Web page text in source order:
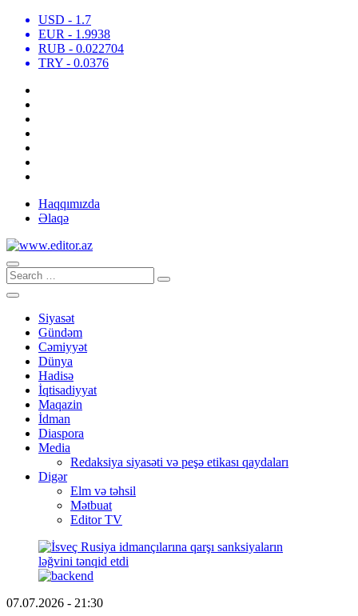
USD - 1.7
EUR - 1.9938
RUB - 0.022704
TRY - 0.0376
Haqqımızda
Əlaqə
Siyasət
Gündəm
Cəmiyyət
Dünya
Hadisə
İqtisadiyyat
Maqazin
İdman
Diaspora
Media
Redaksiya siyasəti və peşə etikası qaydaları
Digər
Elm və təhsil
Mətbuat
Editor TV
07.07.2026 - 21:30